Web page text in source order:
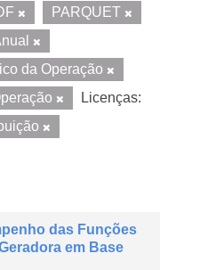
PARQUET
da Operação
Licenças:
das Funções
em Base